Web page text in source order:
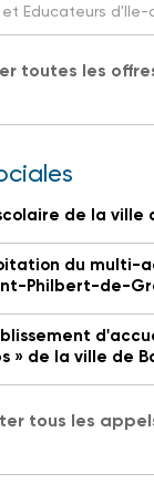
Educateurs d'Ile-
toutes les
de la ville
du multi-
Philbert-de-
» de la ville de
tous les